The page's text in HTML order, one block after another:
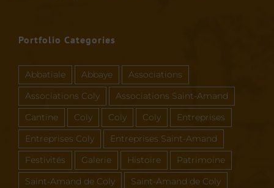
Portfolio Categories
Abbatiale Abbaye Associations
Associations Coly Associations Saint-Amand
Cantine Coly Coly Coly Entreprises
Entreprises Coly Entreprises Saint-Amand
Festivités Galerie Histoire Patrimoine
Saint-Amand de Coly Saint-Amand de Coly